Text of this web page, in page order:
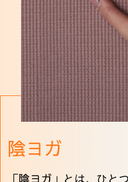
陰ヨガ
「陰ヨガ」とは、ひと